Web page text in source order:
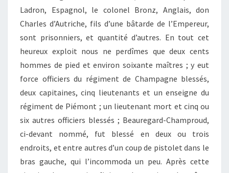
Ladron, Espagnol, le colonel Bronz, Anglais, don
Charles d’Autriche, fils d’une bâtarde de l’Empereur,
sont prisonniers, et quantité d’autres. En tout cet
heureux exploit nous ne perdîmes que deux cents
hommes de pied et environ soixante maîtres ; y eut
force officiers du régiment de Champagne blessés,
deux capitaines, cinq lieutenants et un enseigne du
régiment de Piémont ; un lieutenant mort et cinq ou
six autres officiers blessés ; Beauregard-Champroud,
ci-devant nommé, fut blessé en deux ou trois
endroits, et entre autres d’un coup de pistolet dans le
bras gauche, qui l’incommoda un peu. Après cette